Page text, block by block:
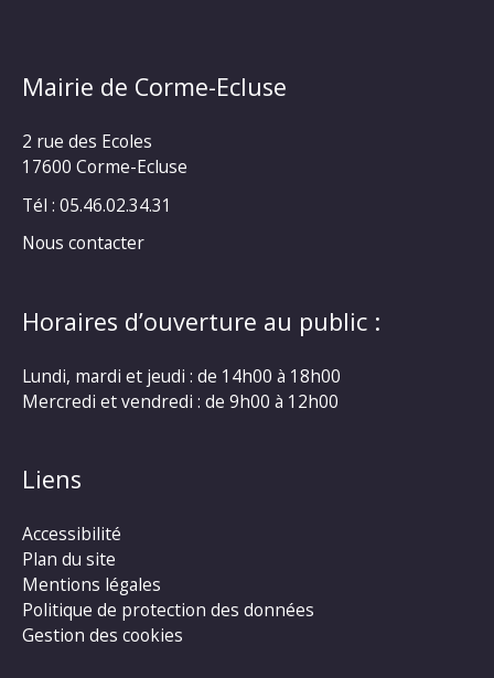
Mairie de Corme-Ecluse
2 rue des Ecoles
17600 Corme-Ecluse
Tél : 05.46.02.34.31
Nous contacter
Horaires d’ouverture au public :
Lundi, mardi et jeudi : de 14h00 à 18h00
Mercredi et vendredi : de 9h00 à 12h00
Liens
Accessibilité
Plan du site
Mentions légales
Politique de protection des données
Gestion des cookies